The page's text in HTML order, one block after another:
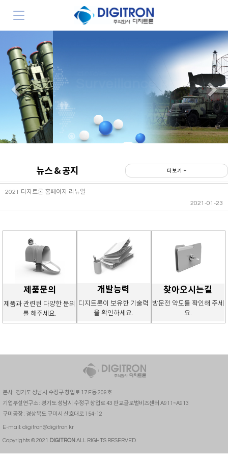
감시정찰
Surveillance Patrol
Previous
뉴스 & 공지 더보기 +
2021 디지트론 홈페이지 리뉴얼
2021-01-23
제품문의
제품과 관련된 다양한 문의
를 해주세요.
개발능력
디지트론이 보유한 기술력
을 확인하세요.
찾아오시는길
방문전 약도를 확인해 주세
요.
본사 : 경기도 성남시 수정구 창업로 17 F동 209호
기업부설연구소 : 경기도 성남시 수정구 창업로 43 판교글로벌비즈센터 A911~A913
구미공장 : 경상북도 구미시 산호대로 154-12
E-mail: digitron@digitron.kr
Copyrights © 2021 DIGITRON ALL RIGHTS RESERVED.